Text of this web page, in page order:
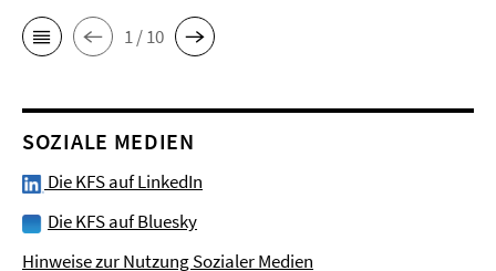
1 / 10
SOZIALE MEDIEN
Die KFS auf LinkedIn
Die KFS auf Bluesky
Hinweise zur Nutzung Sozialer Medien